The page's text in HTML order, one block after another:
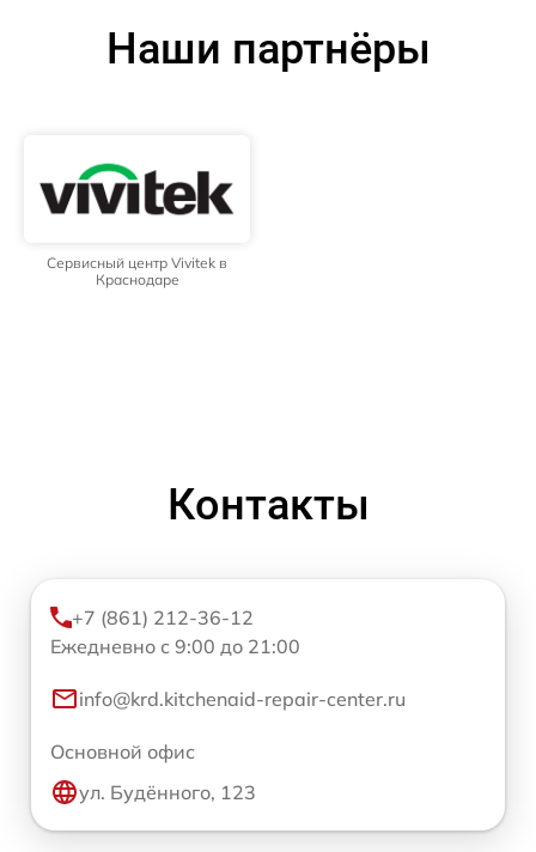
Наши партнёры
Сервисный центр Vivitek в
Краснодаре
Контакты
+7 (861) 212-36-12
Ежедневно с 9:00 до 21:00
info@krd.kitchenaid-repair-center.ru
Основной офис
ул. Будённого, 123